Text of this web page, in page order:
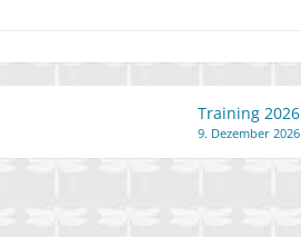
Training 2026
9. Dezember 2026